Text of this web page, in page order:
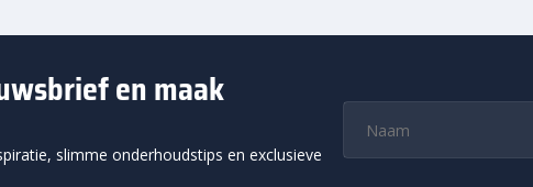
en maak
slimme onderhoudstips en exclusieve